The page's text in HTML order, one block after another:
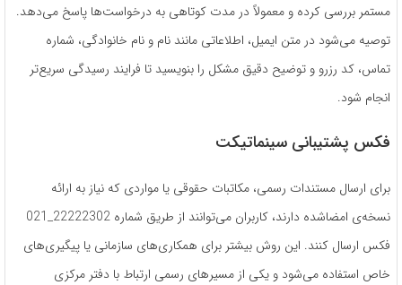
مستمر بررسی کرده و معمولاً در مدت کوتاهی به درخواست‌ها پاسخ می‌دهد.
توصیه می‌شود در متن ایمیل، اطلاعاتی مانند نام و نام خانوادگی، شماره
تماس، کد رزرو و توضیح دقیق مشکل را بنویسید تا فرایند رسیدگی سریع‌تر
انجام شود.
فکس پشتیبانی سینماتیکت
برای ارسال مستندات رسمی، مکاتبات حقوقی یا مواردی که نیاز به ارائه
نسخه‌ی امضاشده دارند، کاربران می‌توانند از طریق شماره 22222302_021
فکس ارسال کنند. این روش بیشتر برای همکاری‌های سازمانی یا پیگیری‌های
خاص استفاده می‌شود و یکی از مسیرهای رسمی ارتباط با دفتر مرکزی